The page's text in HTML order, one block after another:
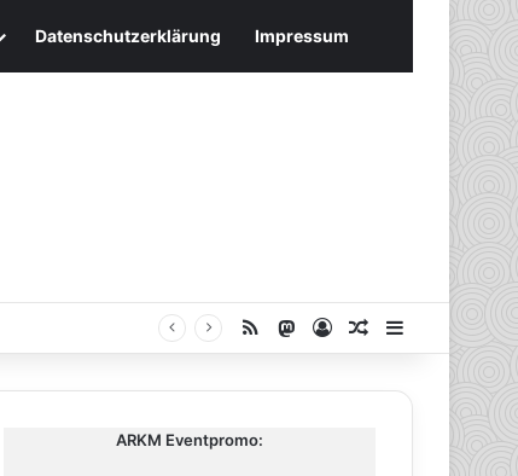
Datenschutzerklärung Impressum
RSS Mastodon
AnmeldenZufälliger
ARKM Eventpromo: